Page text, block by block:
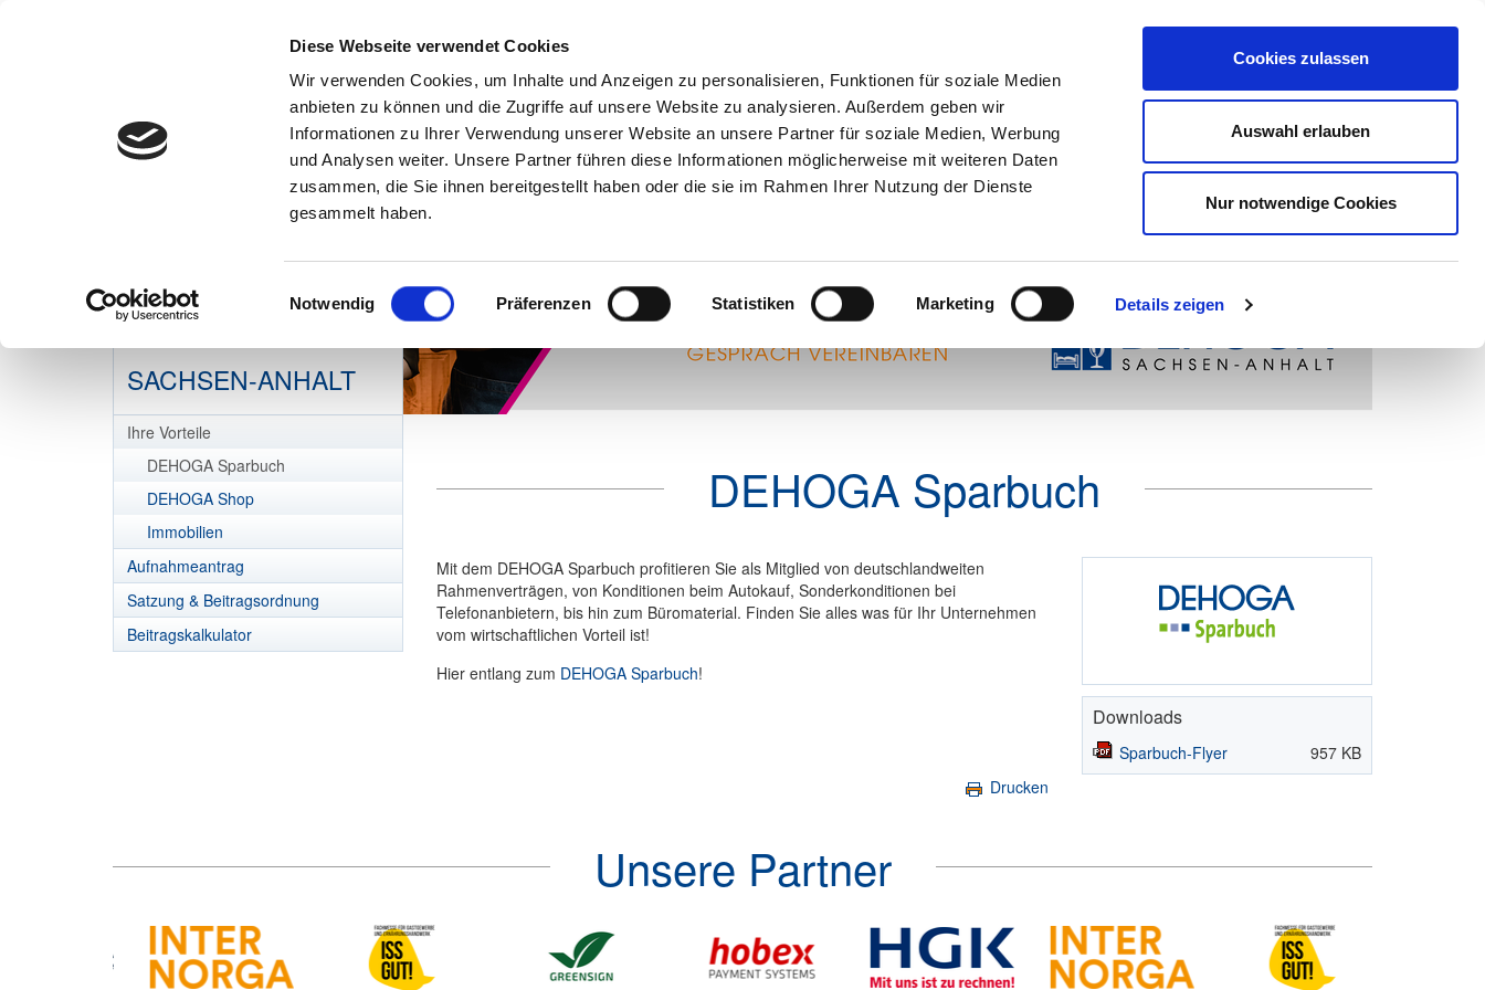
Diese Webseite verwendet Cookies
Wir verwenden Cookies, um Inhalte und Anzeigen zu personalisieren, Funktionen für soziale Medien
anbieten zu können und die Zugriffe auf unsere Website zu analysieren. Außerdem geben wir
Informationen zu Ihrer Verwendung unserer Website an unsere Partner für soziale Medien, Werbung
und Analysen weiter. Unsere Partner führen diese Informationen möglicherweise mit weiteren Daten
zusammen, die Sie ihnen bereitgestellt haben oder die sie im Rahmen Ihrer Nutzung der Dienste
gesammelt haben.
Einwilligungsauswahl
Notwendig Präferenzen Statistiken Marketing Details zeigen
Cookies zulassen
Auswahl erlauben
Nur notwendige Cookies
Aktuelles Über uns Marketing Mein DEHOGA
DEHOGA
SACHSEN-ANHALT
Ihre Vorteile
DEHOGA Sparbuch
DEHOGA Shop
Immobilien
Aufnahmeantrag
Satzung & Beitragsordnung
Beitragskalkulator
DEHOGA Sparbuch
Mit dem DEHOGA Sparbuch profitieren Sie als Mitglied von deutschlandweiten
Rahmenverträgen, von Konditionen beim Autokauf, Sonderkonditionen bei
Telefonanbietern, bis hin zum Büromaterial. Finden Sie alles was für Ihr Unternehmen
vom wirtschaftlichen Vorteil ist!
Hier entlang zum DEHOGA Sparbuch!
Drucken
Downloads
957 KB
Sparbuch-Flyer
Unsere Partner